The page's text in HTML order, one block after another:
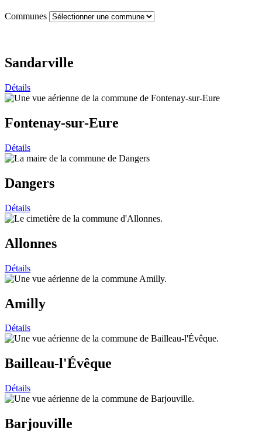
Communes
Sandarville
Détails
Fontenay-sur-Eure
Détails
Dangers
Détails
Allonnes
Détails
Amilly
Détails
Bailleau-l'Évêque
Détails
Barjouville